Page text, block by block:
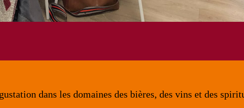
dans les domaines des bières, des vins et des